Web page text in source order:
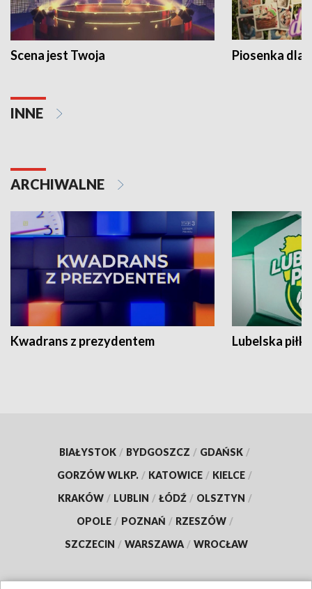
Scena jest Twoja Piosenka dla
INNE
ARCHIWALNE
Kwadrans z prezydentem Lubelska piłka
BIAŁYSTOK / BYDGOSZCZ / GDAŃSK /
GORZÓW WLKP. / KATOWICE / KIELCE /
KRAKÓW / LUBLIN / ŁÓDŹ / OLSZTYN /
OPOLE / POZNAŃ / RZESZÓW /
SZCZECIN / WARSZAWA / WROCŁAW